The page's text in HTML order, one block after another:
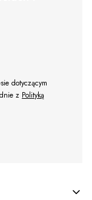
dotyczącym
z Polityką